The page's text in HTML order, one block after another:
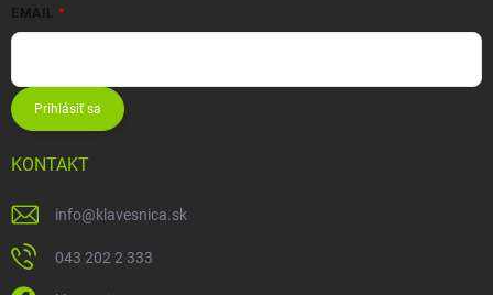
EMAIL
Prihlásiť sa
KONTAKT
info@klavesnica.sk
043 202 2 333